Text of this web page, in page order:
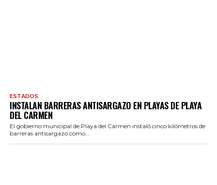
ESTADOS
INSTALAN BARRERAS ANTISARGAZO EN PLAYAS DE PLAYA
DEL CARMEN
El gobierno municipal de Playa del Carmen instaló cinco kilómetros de
barreras antisargazo como...